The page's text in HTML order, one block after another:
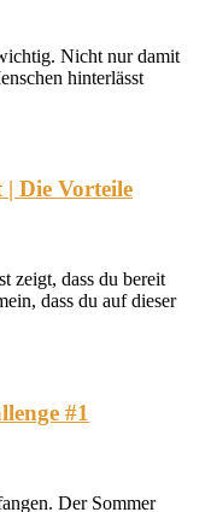
Nicht nur damit
hinterlässt
Die Vorteile
zeigt, dass du bereit
dass du auf dieser
#1
Der Sommer